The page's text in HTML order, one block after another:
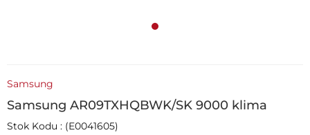
Samsung
Samsung AR09TXHQBWK/SK 9000 klima
Stok Kodu (E0041605)